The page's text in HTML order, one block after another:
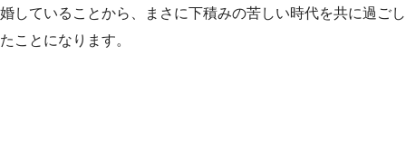
婚していることから、まさに下積みの苦しい時代を共に過ごし
たことになります。